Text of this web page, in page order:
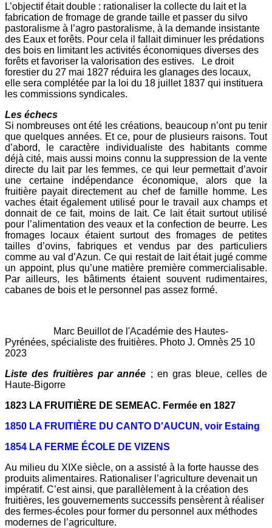
L’objectif était double : rationaliser la collecte du lait et la
fabrication de fromage de grande taille et passer du silvo
pastoralisme à l’agro pastoralisme, à la demande insistante
des Eaux et forêts. Pour cela il fallait diminuer les prédations
des bois en limitant les activités économiques diverses des
forêts et favoriser la valorisation des estives. Le droit
forestier du 27 mai 1827 réduira les glanages des locaux,
elle sera complétée par la loi du 18 juillet 1837 qui instituera
les commissions syndicales.
Les échecs
Si nombreuses ont été les créations, beaucoup n’ont pu tenir
que quelques années. Et ce, pour de plusieurs raisons. Tout
d’abord, le caractère individualiste des habitants comme
déjà cité, mais aussi moins connu la suppression de la vente
directe du lait par les femmes, ce qui leur permettait d’avoir
une certaine indépendance économique, alors que la
fruitière payait directement au chef de famille homme. Les
vaches était également utilisé pour le travail aux champs et
donnait de ce fait, moins de lait. Ce lait était surtout utilisé
pour l’alimentation des veaux et la confection de beurre. Les
fromages locaux étaient surtout des fromages de petites
tailles d’ovins, fabriques et vendus par des particuliers
comme au val d’Azun. Ce qui restait de lait était jugé comme
un appoint, plus qu’une matière première commercialisable.
Par ailleurs, les bâtiments étaient souvent rudimentaires,
cabanes de bois et le personnel pas assez formé.
Marc Beuillot de l'Académie des Hautes-
Pyrénées, spécialiste des fruitières. Photo J. Omnès 25 10
2023
Liste des fruitières par année ; en gras bleue, celles de
Haute-Bigorre
1823 LA FRUITIÈRE DE SEMEAC. Fermée en 1827
1850 LA FRUITIÈRE DU CANTO D'AUCUN, voir Estaing
1854 LA FERME ÉCOLE DE VIZENS
Au milieu du XIXe siècle, on a assisté à la forte hausse des
produits alimentaires. Rationaliser l’agriculture devenait un
impératif. C’est ainsi, que parallèlement à la création des
fruitières, les gouvernements successifs pensèrent à réaliser
des fermes-écoles pour former du personnel aux méthodes
modernes de l’agriculture.